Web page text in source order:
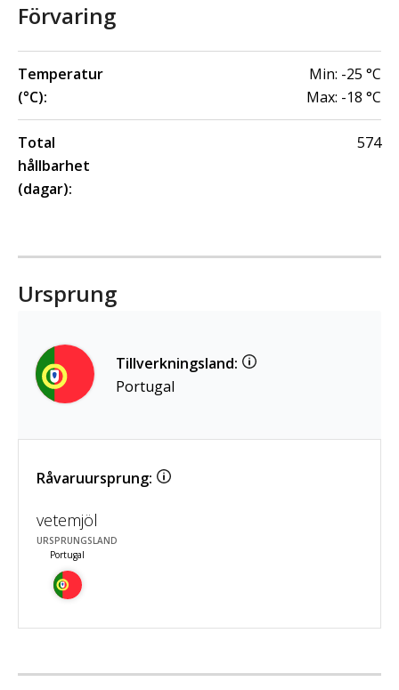
Förvaring
Temperatur
(°C):
Min: -25 °C
Max: -18 °C
Total
hållbarhet
(dagar):
574
Ursprung
Tillverkningsland:
Portugal
Råvaruursprung:
vetemjöl
URSPRUNGSLAND
Portugal